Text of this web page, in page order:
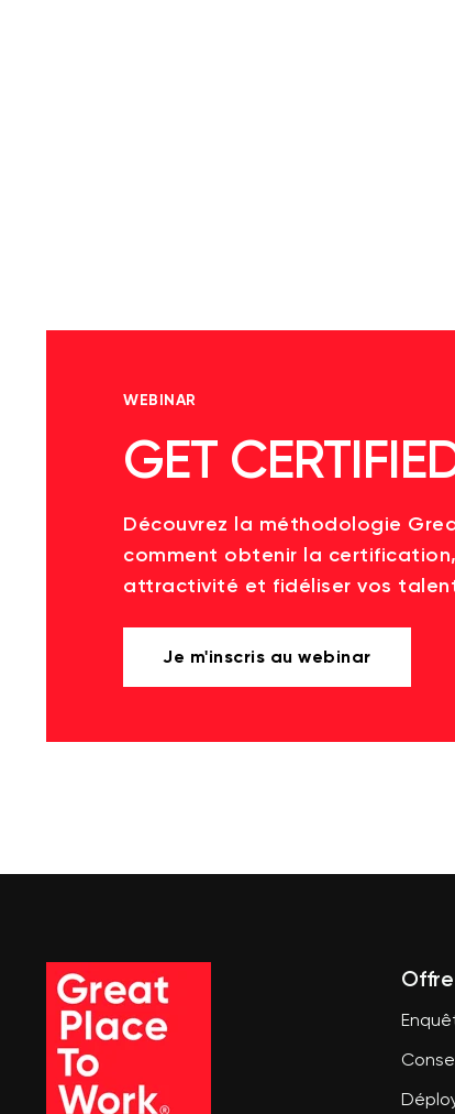
WEBINAR
GET
Découvrez la méthodologie
comment obtenir la
attractivité et fidéliser vos
Je m'inscris au webinar
Offre